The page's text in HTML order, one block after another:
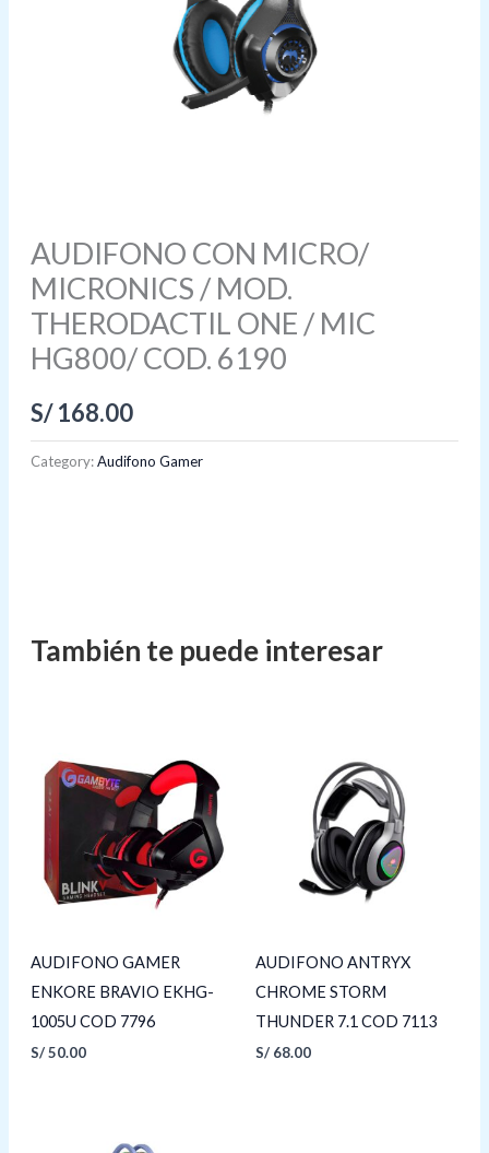
AUDIFONO CON MICRO/
MICRONICS / MOD.
THERODACTIL ONE / MIC
HG800/ COD. 6190
S/168.00
Category:Audifono Gamer
AUDIFONO GAMER
ENKORE BRAVIO EKHG-
1005U COD 7796
S/50.00
AUDIFONO ANTRYX
CHROME STORM
THUNDER 7.1 COD 7113
S/ 68.00